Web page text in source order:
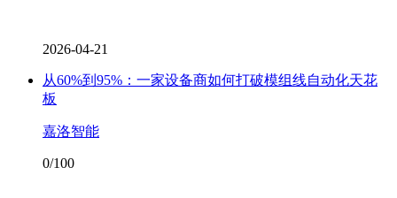
2026-04-21
从60%到95%：一家设备商如何打破模组线自动化天花
板
嘉洛智能
0/100